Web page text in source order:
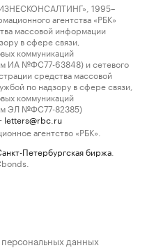
1995–
агентства «РБК»
массовой информации
в сфере связи,
коммуникаций
ИА №ФС77-63848) и сетевого
средства массовой
по надзору в сфере связи,
коммуникаций
ЭЛ №ФС77-82385)
letters@rbc.ru
агентство «РБК».
Петербургская биржа
данных